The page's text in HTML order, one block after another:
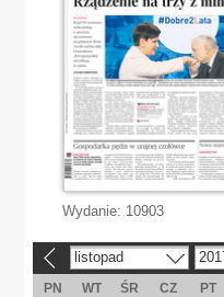
Wydanie: 10903
listopad
PN WT ŚR CZ PT